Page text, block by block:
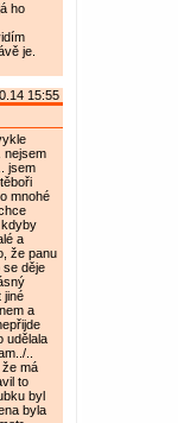
ho
je.
15:55
nejsem
jsem
mnohé
a
že panu
děje
jiné
a
udělala
..
má
to
byl
byla